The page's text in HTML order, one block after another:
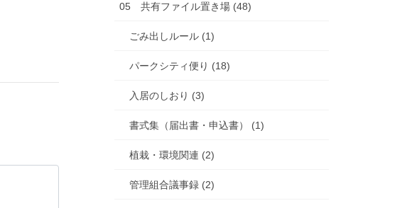
05 共有ファイル置き場 (48)
ごみ出しルール (1)
パークシティ便り (18)
入居のしおり (3)
書式集（届出書・申込書） (1)
植栽・環境関連 (2)
管理組合議事録 (2)